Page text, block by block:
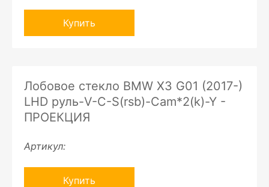
Купить
Лобовое стекло BMW X3 G01 (2017-)
LHD руль-V-C-S(rsb)-Cam*2(k)-Y -
ПРОЕКЦИЯ
Артикул:
Купить